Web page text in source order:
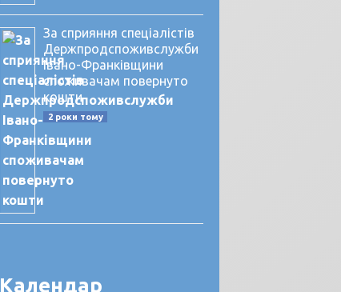
За сприяння спеціалістів
Держпродспоживслужби
Івано-Франківщини
споживачам повернуто
кошти
2 роки тому
Календар